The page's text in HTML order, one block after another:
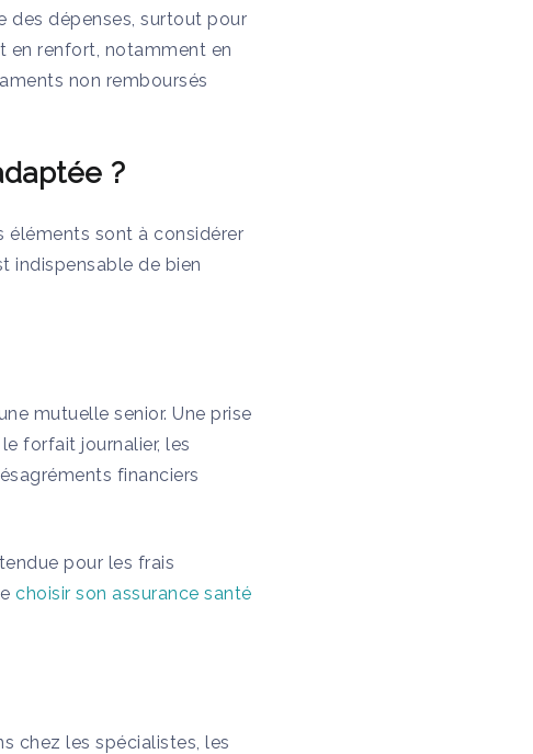
des dépenses, surtout pour
en renfort, notamment en
non remboursés
?
éléments sont à considérer
indispensable de bien
mutuelle senior. Une prise
forfait journalier, les
financiers
pour les frais
choisir son assurance santé
chez les spécialistes, les